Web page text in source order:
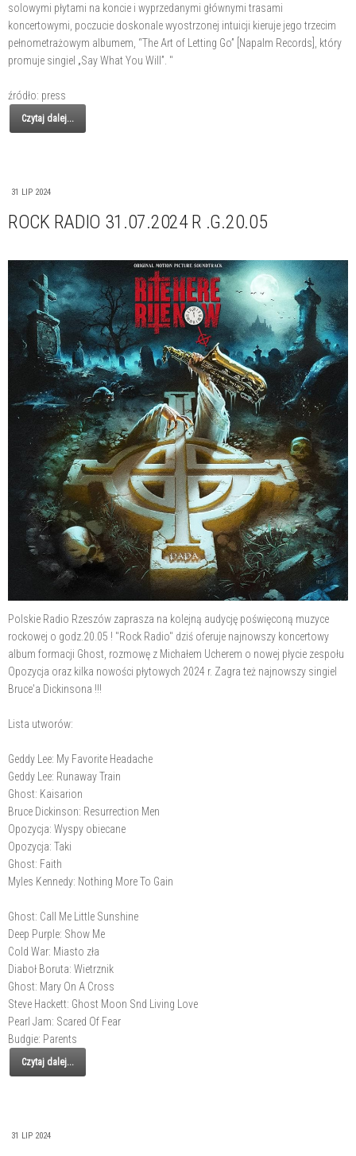
solowymi płytami na koncie i wyprzedanymi głównymi trasami
koncertowymi, poczucie doskonale wyostrzonej intuicji kieruje jego trzecim
pełnometrażowym albumem, “The Art of Letting Go” [Napalm Records], który
promuje singiel „Say What You Will”. "
źródło: press
Czytaj dalej...
31 LIP 2024
ROCK RADIO 31.07.2024 R .G.20.05
Polskie Radio Rzeszów zaprasza na kolejną audycję poświęconą muzyce
rockowej o godz.20.05 ! "Rock Radio" dziś oferuje najnowszy koncertowy
album formacji Ghost, rozmowę z Michałem Ucherem o nowej płycie zespołu
Opozycja oraz kilka nowości płytowych 2024 r. Zagra też najnowszy singiel
Bruce'a Dickinsona !!!
Lista utworów:
Geddy Lee: My Favorite Headache
Geddy Lee: Runaway Train
Ghost: Kaisarion
Bruce Dickinson: Resurrection Men
Opozycja: Wyspy obiecane
Opozycja: Taki
Ghost: Faith
Myles Kennedy: Nothing More To Gain
Ghost: Call Me Little Sunshine
Deep Purple: Show Me
Cold War: Miasto zła
Diaboł Boruta: Wietrznik
Ghost: Mary On A Cross
Steve Hackett: Ghost Moon Snd Living Love
Pearl Jam: Scared Of Fear
Budgie: Parents
Czytaj dalej...
31 LIP 2024